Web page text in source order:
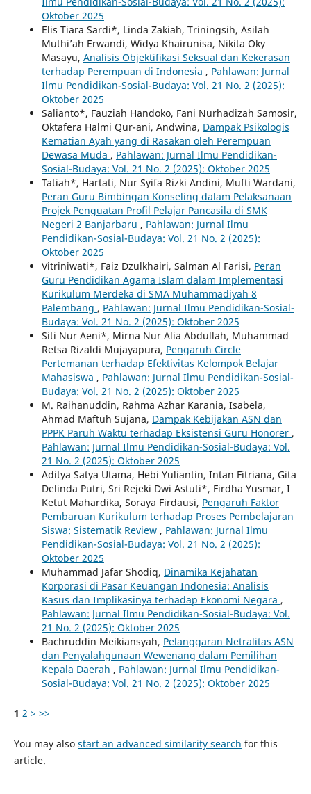
Oktober 2025
Elis Tiara Sardi*, Linda Zakiah, Triningsih, Asilah
Muthi’ah Erwandi, Widya Khairunisa, Nikita Oky
Masayu, Analisis Objektifikasi Seksual dan Kekerasan
terhadap Perempuan di Indonesia , Pahlawan: Jurnal
Ilmu Pendidikan-Sosial-Budaya: Vol. 21 No. 2 (2025):
Oktober 2025
Salianto*, Fauziah Handoko, Fani Nurhadizah Samosir,
Oktafera Halmi Qur-ani, Andwina, Dampak Psikologis
Kematian Ayah yang di Rasakan oleh Perempuan
Dewasa Muda , Pahlawan: Jurnal Ilmu Pendidikan-
Sosial-Budaya: Vol. 21 No. 2 (2025): Oktober 2025
Tatiah*, Hartati, Nur Syifa Rizki Andini, Mufti Wardani,
Peran Guru Bimbingan Konseling dalam Pelaksanaan
Projek Penguatan Profil Pelajar Pancasila di SMK
Negeri 2 Banjarbaru , Pahlawan: Jurnal Ilmu
Pendidikan-Sosial-Budaya: Vol. 21 No. 2 (2025):
Oktober 2025
Vitriniwati*, Faiz Dzulkhairi, Salman Al Farisi, Peran
Guru Pendidikan Agama Islam dalam Implementasi
Kurikulum Merdeka di SMA Muhammadiyah 8
Palembang , Pahlawan: Jurnal Ilmu Pendidikan-Sosial-
Budaya: Vol. 21 No. 2 (2025): Oktober 2025
Siti Nur Aeni*, Mirna Nur Alia Abdullah, Muhammad
Retsa Rizaldi Mujayapura, Pengaruh Circle
Pertemanan terhadap Efektivitas Kelompok Belajar
Mahasiswa , Pahlawan: Jurnal Ilmu Pendidikan-Sosial-
Budaya: Vol. 21 No. 2 (2025): Oktober 2025
M. Raihanuddin, Rahma Azhar Karania, Isabela,
Ahmad Maftuh Sujana, Dampak Kebijakan ASN dan
PPPK Paruh Waktu terhadap Eksistensi Guru Honorer ,
Pahlawan: Jurnal Ilmu Pendidikan-Sosial-Budaya: Vol.
21 No. 2 (2025): Oktober 2025
Aditya Satya Utama, Hebi Yuliantin, Intan Fitriana, Gita
Delinda Putri, Sri Rejeki Dwi Astuti*, Firdha Yusmar, I
Ketut Mahardika, Soraya Firdausi, Pengaruh Faktor
Pembaruan Kurikulum terhadap Proses Pembelajaran
Siswa: Sistematik Review , Pahlawan: Jurnal Ilmu
Pendidikan-Sosial-Budaya: Vol. 21 No. 2 (2025):
Oktober 2025
Muhammad Jafar Shodiq, Dinamika Kejahatan
Korporasi di Pasar Keuangan Indonesia: Analisis
Kasus dan Implikasinya terhadap Ekonomi Negara ,
Pahlawan: Jurnal Ilmu Pendidikan-Sosial-Budaya: Vol.
21 No. 2 (2025): Oktober 2025
Bachruddin Meikiansyah, Pelanggaran Netralitas ASN
dan Penyalahgunaan Wewenang dalam Pemilihan
Kepala Daerah , Pahlawan: Jurnal Ilmu Pendidikan-
Sosial-Budaya: Vol. 21 No. 2 (2025): Oktober 2025
1 2 > >>
You may also start an advanced similarity search for this
article.